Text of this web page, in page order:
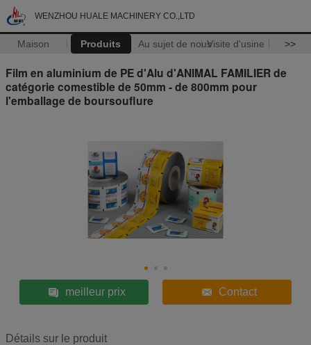
WENZHOU HUALE MACHINERY CO.,LTD
Maison Produits Au sujet de nousVisite d'usine >>
Film en aluminium de PE d'Alu d'ANIMAL FAMILIER de
catégorie comestible de 50mm - de 800mm pour
l'emballage de boursouflure
meilleur prix Contact
Détails sur le produit